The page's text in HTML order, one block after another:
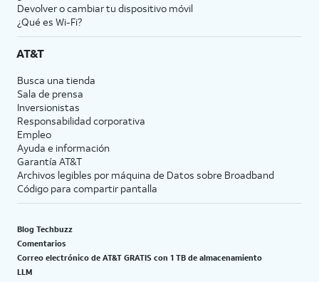
Devolver o cambiar tu dispositivo móvil
¿Qué es Wi-Fi?
AT&T
Busca una tienda
Sala de prensa
Inversionistas
Responsabilidad corporativa
Empleo
Ayuda e información
Garantía AT&T
Archivos legibles por máquina de Datos sobre Broadband
Código para compartir pantalla
Blog Techbuzz
Comentarios
Correo electrónico de AT&T GRATIS con 1 TB de almacenamiento
LLM